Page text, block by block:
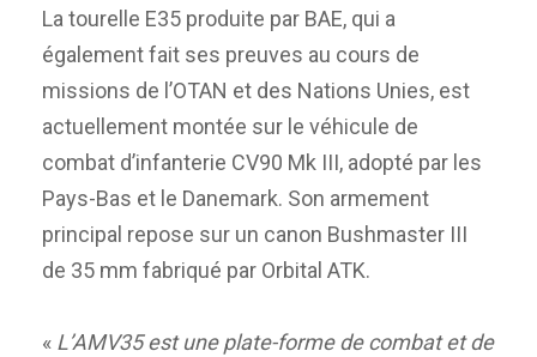
La tourelle E35 produite par BAE, qui a
également fait ses preuves au cours de
missions de l’OTAN et des Nations Unies, est
actuellement montée sur le véhicule de
combat d’infanterie CV90 Mk III, adopté par les
Pays-Bas et le Danemark. Son armement
principal repose sur un canon Bushmaster III
de 35 mm fabriqué par Orbital ATK.
« L’AMV35 est une plate-forme de combat et de